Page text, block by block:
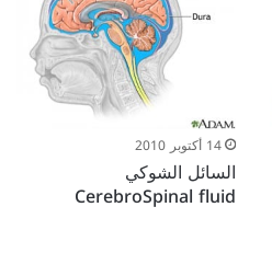
14 أكتوبر 2010
السائل الشوكي
CerebroSpinal fluid